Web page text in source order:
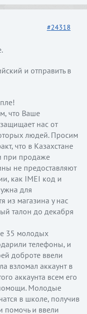
#24318
и отправить в
что Ваше
нас от
людей. Просим
что в Казахстане
при продаже
не предоставляют
как IMEI код и
для
из магазина у нас
талон до декабря
35 молодых
телефоны, и
доброте ввели
взломал аккаунт в
аккаунта всем его
Молодые
в школе, получив
помочь и ввели